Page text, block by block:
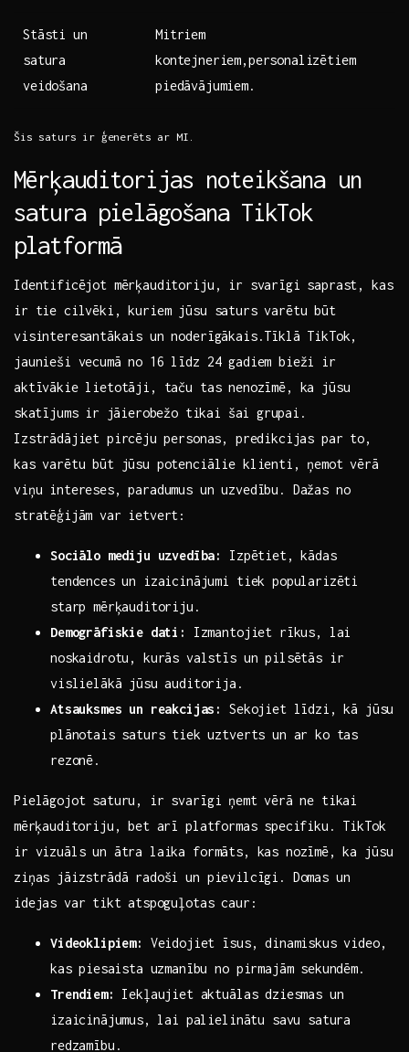
Stāsti un
satura
veidošana
Mitriem​
kontejneriem,personalizētiem
piedāvājumiem.
Šis ‍saturs ir ģenerēts ar MI.
Mērķauditorijas noteikšana un
satura pielāgošana⁢ TikTok
platformā
Identificējot mērķauditoriju, ir svarīgi ‌saprast, kas
ir tie cilvēki,​ kuriem jūsu saturs varētu būt
visinteresantākais un ​noderīgākais.Tīklā TikTok,
jaunieši vecumā no 16 līdz 24 gadiem bieži ir
aktīvākie lietotāji, taču‍ tas nenozīmē,​ ka jūsu
⁢skatījums⁣ ir jāierobežo ⁣tikai šai⁢ grupai.
Izstrādājiet pircēju ⁤personas, predikcijas par to,
kas varētu būt jūsu ​potenciālie klienti, ņemot vērā
‍viņu‍ intereses, paradumus un uzvedību. Dažas ‌no
stratēģijām var ietvert:
Sociālo mediju uzvedība:
Izpētiet, kādas
tendences un ‌izaicinājumi ​tiek popularizēti‌
starp mērķauditoriju.
Demogrāfiskie dati:
Izmantojiet rīkus, lai
noskaidrotu, kurās valstīs un pilsētās ir
vislielākā jūsu auditorija.
Atsauksmes un reakcijas:
Sekojiet līdzi, kā jūsu
plānotais saturs tiek ​uztverts un ar ko tas
rezonē.
Pielāgojot saturu, ir svarīgi ņemt ⁤vērā ne tikai
⁣mērķauditoriju, bet arī platformas specifiku. TikTok
ir vizuāls ​un ātra laika formāts, kas nozīmē,⁣ ka jūsu
ziņas jāizstrādā radoši un‍ pievilcīgi. Domas un
idejas var ⁣tikt atspoguļotas caur:
Videoklipiem:
Veidojiet īsus, dinamiskus video,
kas ⁤piesaista uzmanību no pirmajām sekundēm.
Trendiem:
Iekļaujiet aktuālas dziesmas un
izaicinājumus,⁤ lai palielinātu savu satura
redzamību.